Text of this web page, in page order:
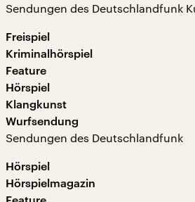
Sendungen des Deutschlandfunk
Freispiel
Kriminalhörspiel
Feature
Hörspiel
Klangkunst
Wurfsendung
Sendungen des Deutschlandfunk
Hörspiel
Hörspielmagazin